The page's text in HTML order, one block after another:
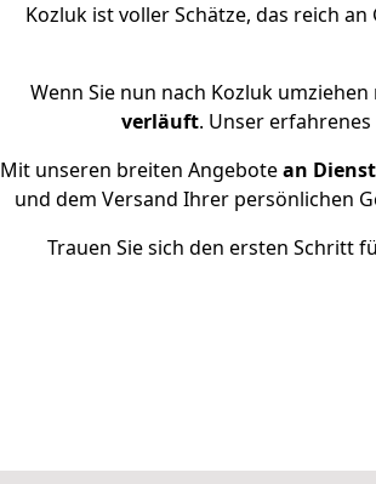
Kozluk ist voller Schätze, das reich
Wenn Sie nun nach Kozluk
verläuft. Unser
Mit unseren breiten Angebotean
und dem Versand Ihrer persönlichen
Trauen Sie sich den ersten Schritt